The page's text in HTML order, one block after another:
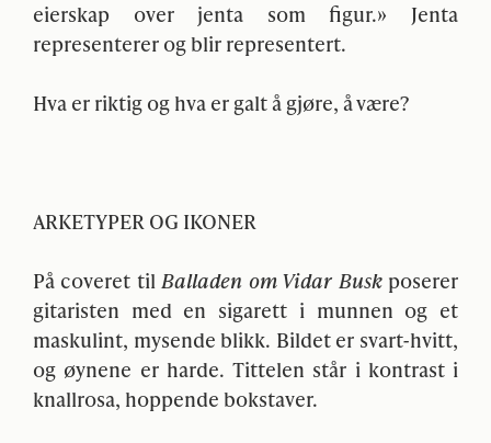
eierskap over jenta som figur.» Jenta
representerer og blir representert.
Hva er riktig og hva er galt å gjøre, å være?
ARKETYPER OG IKONER
På coveret tilBalladen om Vidar Busk poserer
gitaristen med en sigarett i munnen og et
maskulint, mysende blikk. Bildet er svart-hvitt,
og øynene er harde. Tittelen står i kontrast i
knallrosa, hoppende bokstaver.